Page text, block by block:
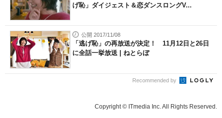
げ恥」ダイジェスト＆恋ダンスロングV...
公開 2017/11/08
「逃げ恥」の再放送が決定！ 11月12日と26日
に全話一挙放送 | ねとらぼ
Recommended by
Copyright © ITmedia Inc. All Rights Reserved.